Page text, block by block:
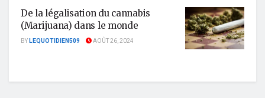
De la légalisation du cannabis
(Marijuana) dans le monde
BYLEQUOTIDIEN509 AOÛT 26, 2024